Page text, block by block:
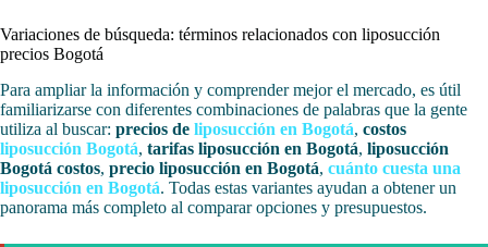
Variaciones de búsqueda: términos relacionados con liposucción
precios Bogotá
Para ampliar la información y comprender mejor el mercado, es útil
familiarizarse con diferentes combinaciones de palabras que la gente
utiliza al buscar: precios de liposucción en Bogotá, costos
liposucción Bogotá, tarifas liposucción en Bogotá, liposucción
Bogotá costos, precio liposucción en Bogotá, cuánto cuesta una
liposucción en Bogotá. Todas estas variantes ayudan a obtener un
panorama más completo al comparar opciones y presupuestos.